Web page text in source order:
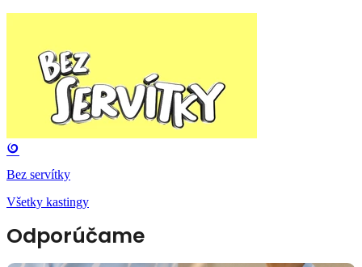
Bez servítky
Všetky kastingy
Odporúčame